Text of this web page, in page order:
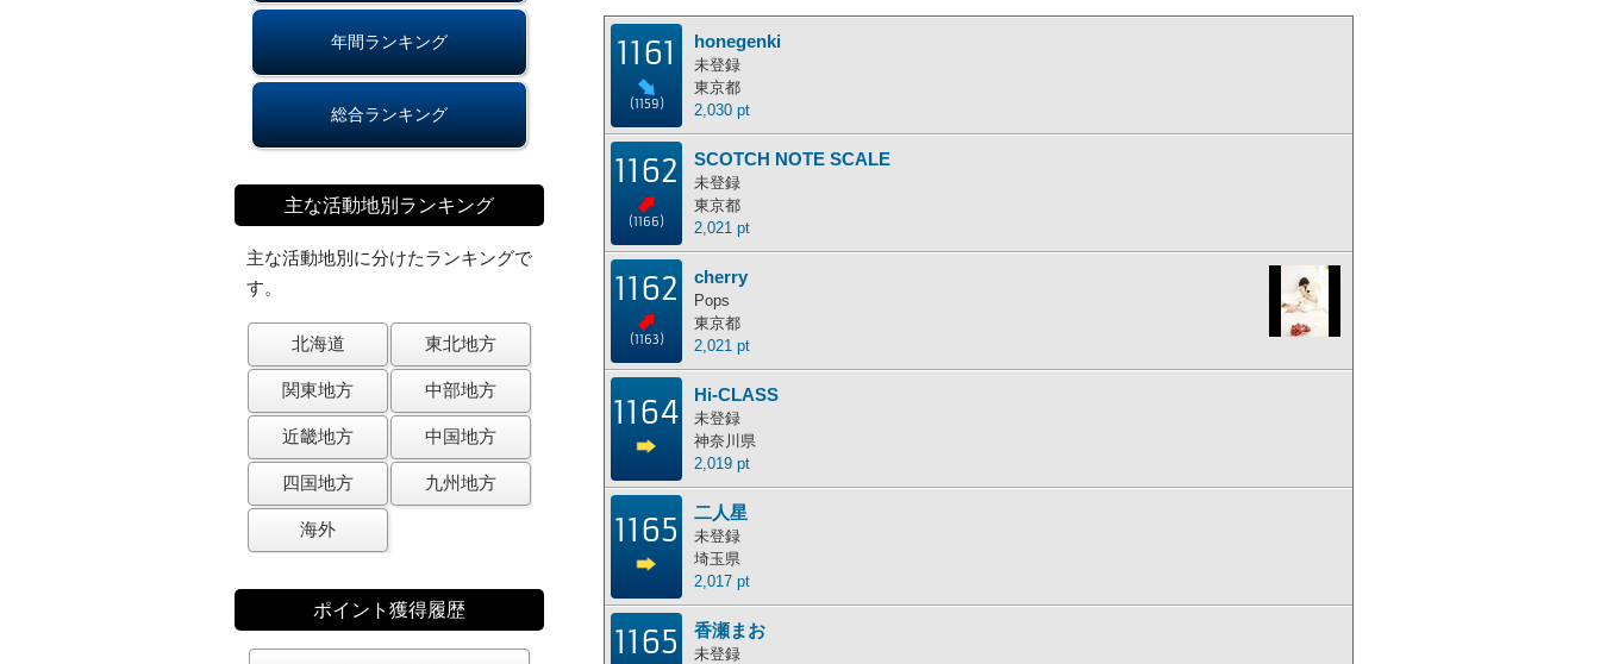
年間ランキング
総合ランキング
主な活動地別ランキング
主な活動地別に分けたランキングで
す。
北海道 東北地方
関東地方 中部地方
近畿地方 中国地方
四国地方 九州地方
海外
ポイント獲得履歴
1161
(1159)
honegenki
未登録
東京都
2,030 pt
1162
(1166)
SCOTCH NOTE SCALE
未登録
東京都
2,021 pt
1162
(1163)
cherry
Pops
東京都
2,021 pt
1164 Hi-CLASS
未登録
神奈川県
2,019 pt
1165 二人星
未登録
埼玉県
2,017 pt
1165 香瀬まお
未登録